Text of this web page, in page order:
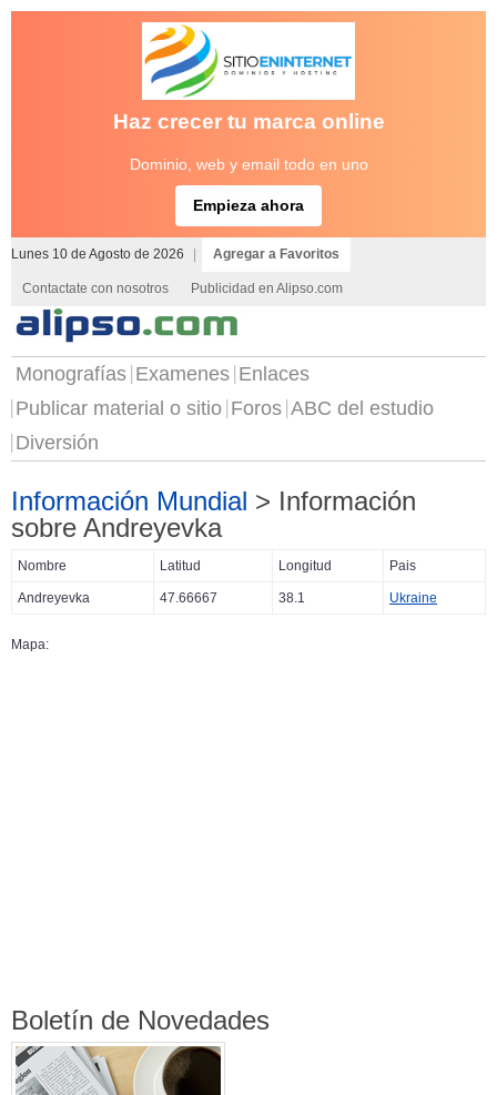
Haz crecer tu marca online
Dominio, web y email todo en uno
Empieza ahora
Lunes 10 de Agosto de 2026 Agregar a Favoritos
Contactate con nosotros Publicidad en Alipso.com
Monografías Examenes Enlaces
Publicar material o sitio Foros ABC del estudio
Diversión
Información Mundial > Información
sobre Andreyevka
Nombre Latitud Longitud Pais
Andreyevka 47.66667 38.1 Ukraine
Mapa:
Boletín de Novedades